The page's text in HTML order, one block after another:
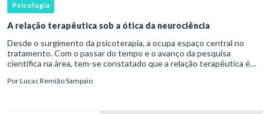
Psicologia
A relação terapêutica sob a ótica da neurociência
Desde o surgimento da psicoterapia, a ocupa espaço central no
tratamento. Com o passar do tempo e o avanço da pesquisa
científica na área, tem-se constatado que a relação terapêutica é
PorLucas Remião Sampaio